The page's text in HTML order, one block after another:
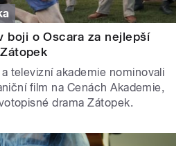
boji o Oscara za nejlepší
televizní akademie nominovali
film na Cenách Akademie,
drama Zátopek.